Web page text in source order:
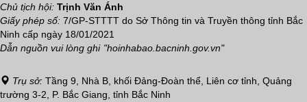
Chủ tịch hội: Trịnh Văn Ánh
Giấy phép số: 7/GP-STTTT do Sở Thông tin và Truyền thông tỉnh Bắc
Ninh cấp ngày 18/01/2021
Dẫn nguồn vui lòng ghi "hoinhabao.bacninh.gov.vn"
Trụ sở: Tầng 9, Nhà B, khối Đảng-Đoàn thể, Liên cơ tỉnh, Quảng
trường 3-2, P. Bắc Giang, tỉnh Bắc Ninh